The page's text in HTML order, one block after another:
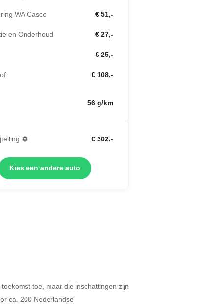
WA Casco € 51,-
en Onderhoud € 27,-
€ 25,-
€ 108,-
56 g/km
€ 302,-
Kies een andere auto
Merken op basis van segment
toe, maar die inschattingen zijn
ca. 200 Nederlandse